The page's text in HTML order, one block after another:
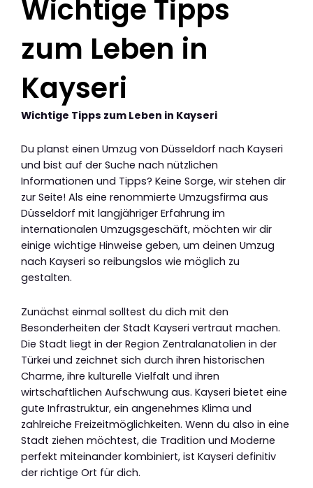
Wichtige Tipps
zum Leben in
Kayseri
Wichtige Tipps zum Leben in Kayseri
Du planst einen Umzug von Düsseldorf nach Kayseri
und bist auf der Suche nach nützlichen
Informationen und Tipps? Keine Sorge, wir stehen dir
zur Seite! Als eine renommierte Umzugsfirma aus
Düsseldorf mit langjähriger Erfahrung im
internationalen Umzugsgeschäft, möchten wir dir
einige wichtige Hinweise geben, um deinen Umzug
nach Kayseri so reibungslos wie möglich zu
gestalten.
Zunächst einmal solltest du dich mit den
Besonderheiten der Stadt Kayseri vertraut machen.
Die Stadt liegt in der Region Zentralanatolien in der
Türkei und zeichnet sich durch ihren historischen
Charme, ihre kulturelle Vielfalt und ihren
wirtschaftlichen Aufschwung aus. Kayseri bietet eine
gute Infrastruktur, ein angenehmes Klima und
zahlreiche Freizeitmöglichkeiten. Wenn du also in eine
Stadt ziehen möchtest, die Tradition und Moderne
perfekt miteinander kombiniert, ist Kayseri definitiv
der richtige Ort für dich.